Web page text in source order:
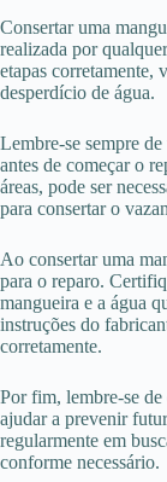
Consertar uma
realizada por
etapas corretamente,
desperdício de água.
Lembre-se sempre
antes de começar o
áreas, pode ser
para consertar o
Ao consertar uma
para o reparo.
mangueira e a água
instruções do
corretamente.
Por fim, lembre-se
ajudar a prevenir
regularmente em
conforme necessário.